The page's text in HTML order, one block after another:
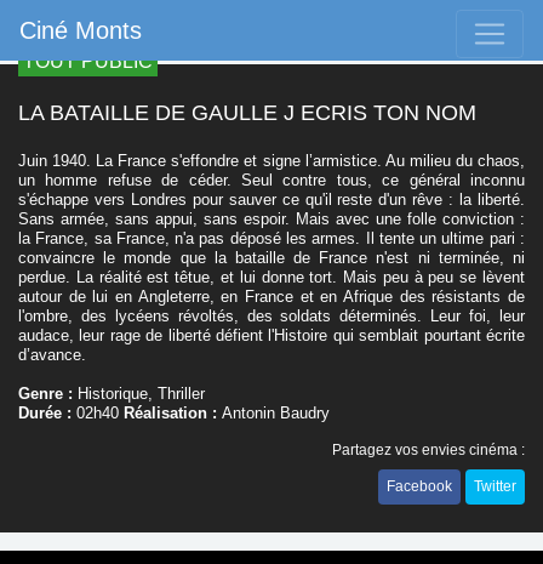
Ciné Monts
TOUT PUBLIC
LA BATAILLE DE GAULLE J ECRIS TON NOM
Juin 1940. La France s'effondre et signe l’armistice. Au milieu du chaos,
un homme refuse de céder. Seul contre tous, ce général inconnu
s'échappe vers Londres pour sauver ce qu'il reste d'un rêve : la liberté.
Sans armée, sans appui, sans espoir. Mais avec une folle conviction :
la France, sa France, n'a pas déposé les armes. Il tente un ultime pari :
convaincre le monde que la bataille de France n'est ni terminée, ni
perdue. La réalité est têtue, et lui donne tort. Mais peu à peu se lèvent
autour de lui en Angleterre, en France et en Afrique des résistants de
l'ombre, des lycéens révoltés, des soldats déterminés. Leur foi, leur
audace, leur rage de liberté défient l'Histoire qui semblait pourtant écrite
d’avance.
Genre : Historique, Thriller
Durée : 02h40 Réalisation : Antonin Baudry
Partagez vos envies cinéma :
Facebook Twitter